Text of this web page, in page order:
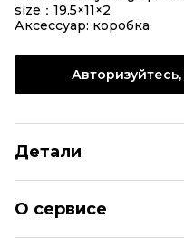
size：19.5×11×2
Аксессуар: коробка
Детали
О сервисе